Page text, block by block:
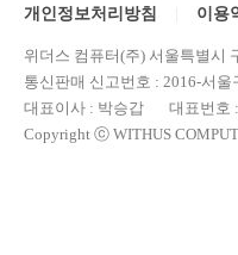
개인정보처리방침 이용
위더스 컴퓨터(주) 서울특별
통신판매 신고번호 : 2016-서
대표이사 : 박승갑 대표번호
Copyright ⓒ WITHUS